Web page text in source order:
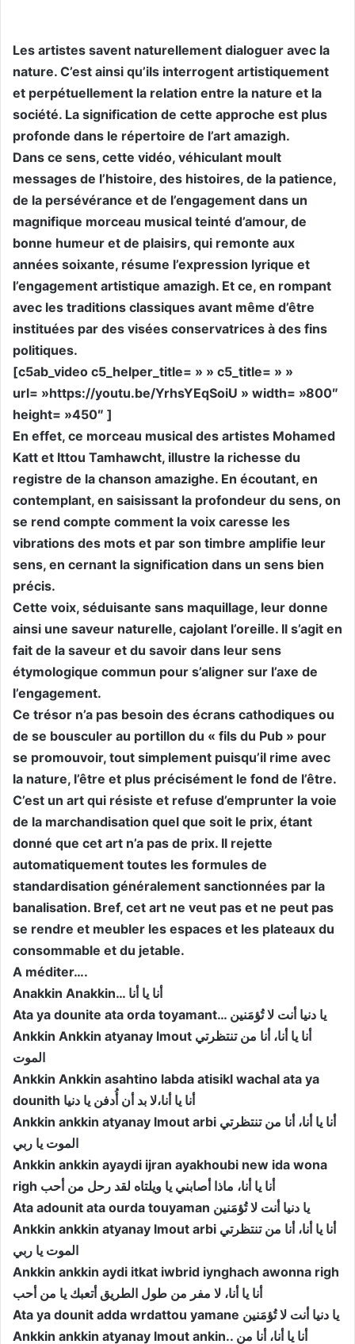
Les artistes savent naturellement dialoguer avec la
nature. C’est ainsi qu’ils interrogent artistiquement
et perpétuellement la relation entre la nature et la
société. La signification de cette approche est plus
profonde dans le répertoire de l’art amazigh.
Dans ce sens, cette vidéo, véhiculant moult
messages de l’histoire, des histoires, de la patience,
de la persévérance et de l’engagement dans un
magnifique morceau musical teinté d’amour, de
bonne humeur et de plaisirs, qui remonte aux
années soixante, résume l’expression lyrique et
l’engagement artistique amazigh. Et ce, en rompant
avec les traditions classiques avant même d’être
instituées par des visées conservatrices à des fins
politiques.
[c5ab_video c5_helper_title= » » c5_title= » »
url= »https://youtu.be/YrhsYEqSoiU » width= »800″
height= »450″ ]
En effet, ce morceau musical des artistes Mohamed
Katt et Ittou Tamhawcht, illustre la richesse du
registre de la chanson amazighe. En écoutant, en
contemplant, en saisissant la profondeur du sens, on
se rend compte comment la voix caresse les
vibrations des mots et par son timbre amplifie leur
sens, en cernant la signification dans un sens bien
précis.
Cette voix, séduisante sans maquillage, leur donne
ainsi une saveur naturelle, cajolant l’oreille. Il s’agit en
fait de la saveur et du savoir dans leur sens
étymologique commun pour s’aligner sur l’axe de
l’engagement.
Ce trésor n’a pas besoin des écrans cathodiques ou
de se bousculer au portillon du « fils du Pub » pour
se promouvoir, tout simplement puisqu’il rime avec
la nature, l’être et plus précisément le fond de l’être.
C’est un art qui résiste et refuse d’emprunter la voie
de la marchandisation quel que soit le prix, étant
donné que cet art n’a pas de prix. Il rejette
automatiquement toutes les formules de
standardisation généralement sanctionnées par la
banalisation. Bref, cet art ne veut pas et ne peut pas
se rendre et meubler les espaces et les plateaux du
consommable et du jetable.
A méditer….
Anakkin Anakkin… أنا يا أنا
Ata ya dounite ata orda toyamant… يا دنيا أنت لا تُؤمَنين
Ankkin Ankkin atyanay lmout أنا يا أنا، أنا من تنتظرتي
الموت
Ankkin Ankkin asahtino labda atisikl wachal ata ya
dounith أنا يا أنا،لا بد أن أُدفن يا دنيا
Ankkin ankkin atyanay lmout arbi أنا يا أنا، أنا من تنتظرتي
الموت يا ربي
Ankkin ankkin ayaydi ijran ayakhoubi new ida wona
righ أنا يا أنا، ماذا أصابني يا ويلتاه لقد رحل من أحب
Ata adounit ata ourda touyaman يا دنيا أنت لا تُؤمَنين
Ankkin ankkin atyanay lmout arbi أنا يا أنا، أنا من تنتظرتي
الموت يا ربي
Ankkin ankkin aydi itkat iwbrid iynghach awonna righ
أنا يا أنا، لا مفر من طول الطريق أتعبك يا من أحب
Ata ya dounit adda wrdattou yamane يا دنيا أنت لا تُؤمَنين
Ankkin ankkin atyanay lmout ankin.. أنا يا أنا، أنا من